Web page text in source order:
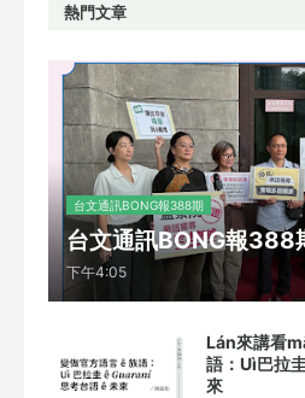
熱門文章
台文通訊BONG報388期
台文通訊BONG報388
下午4:05
Lán來講看
語：Uì巴拉
來